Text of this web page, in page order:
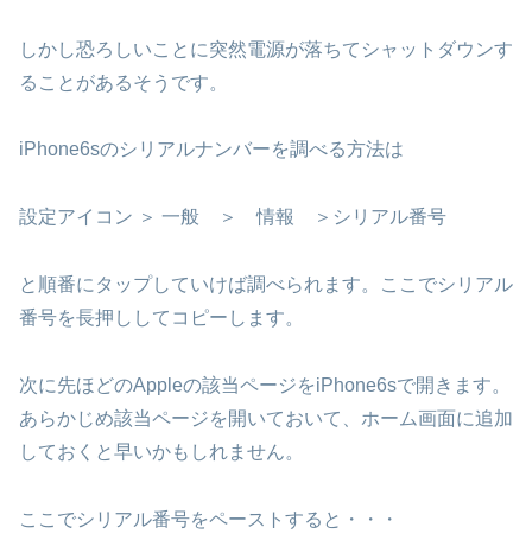
しかし恐ろしいことに突然電源が落ちてシャットダウンす
ることがあるそうです。
iPhone6sのシリアルナンバーを調べる方法は
設定アイコン ＞ 一般 ＞ 情報 ＞シリアル番号
と順番にタップしていけば調べられます。ここでシリアル
番号を長押ししてコピーします。
次に先ほどのAppleの該当ページをiPhone6sで開きます。
あらかじめ該当ページを開いておいて、ホーム画面に追加
しておくと早いかもしれません。
ここでシリアル番号をペーストすると・・・